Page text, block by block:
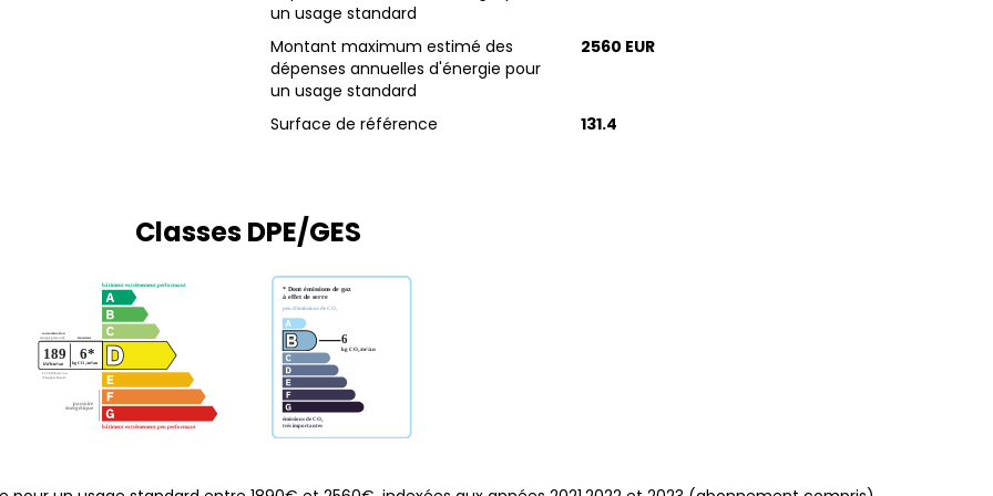
un usage standard
Montant maximum estimé des
dépenses annuelles d'énergie pour
un usage standard
2560 EUR
Surface de référence 131.4
Classes DPE/GES